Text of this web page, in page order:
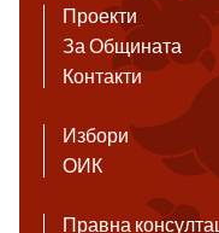
Проекти
За Общината
Контакти
Избори
ОИК
Правна